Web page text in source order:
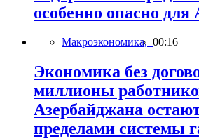
особенно опасно для
Макроэкономика, 00:16
Экономика без
миллионы
Азербайджана
пределами системы